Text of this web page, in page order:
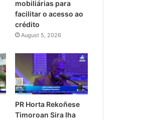
mobiliárias para
facilitar o acesso ao
crédito
August 5, 2026
PR Horta Rekoñese
Timoroan Sira Iha